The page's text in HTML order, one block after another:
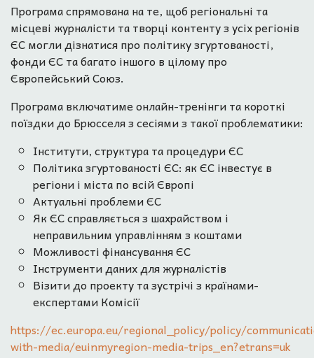
Програма спрямована на те, щоб регіональні та
місцеві журналісти та творці контенту з усіх регіонів
ЄС могли дізнатися про політику згуртованості,
фонди ЄС та багато іншого в цілому про
Європейський Союз.
Програма включатиме онлайн-тренінги та короткі
поїздки до Брюсселя з сесіями з такої проблематики:
Інститути, структура та процедури ЄС
Політика згуртованості ЄС: як ЄС інвестує в
регіони і міста по всій Європі
Актуальні проблеми ЄС
Як ЄС справляється з шахрайством і
неправильним управлінням з коштами
Можливості фінансування ЄС
Інструменти даних для журналістів
Візити до проекту та зустрічі з країнами-
експертами Комісії
https://ec.europa.eu/regional_policy/policy/
with-media/euinmyregion-media-trips_en?etrans=uk